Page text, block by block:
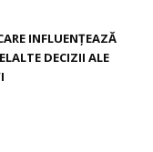
INFLUENȚEAZĂ
DECIZII ALE